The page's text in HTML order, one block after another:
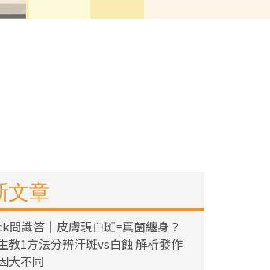
文章
問識答｜皮膚現白斑=真菌纏身？
教1方法分辨汗斑vs白蝕 解析發作
大不同